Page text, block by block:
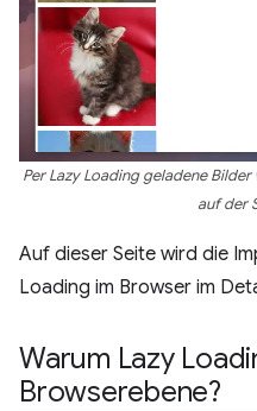
Per Lazy Loading geladene
auf der
Auf dieser Seite wird die
Loading im Browser im
Warum Lazy
Browserebene?